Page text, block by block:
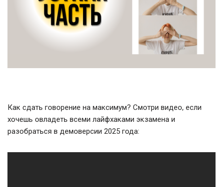
Как сдать говорение на максимум? Смотри видео, если
хочешь овладеть всеми лайфхаками экзамена и
разобраться в демоверсии 2025 года: